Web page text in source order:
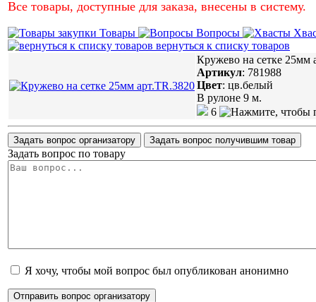
Все товары, доступные для заказа, внесены в систему.
Товары Вопросы
вернуться к списку товаров
Кружево на сетке 25мм
Артикул: 781988
Цвет: цв.белый
В рулоне 9 м.
6
Задать вопрос организатору Задать вопрос получившим товар
Задать вопрос по товару
Я хочу, чтобы мой вопрос был опубликован анонимно
Отправить вопрос организатору